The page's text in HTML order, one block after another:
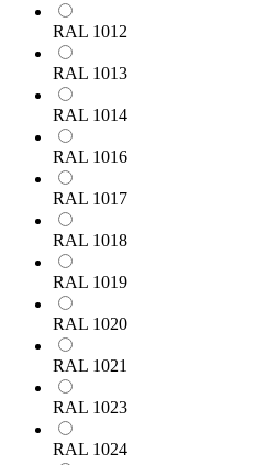
RAL 1012
RAL 1013
RAL 1014
RAL 1016
RAL 1017
RAL 1018
RAL 1019
RAL 1020
RAL 1021
RAL 1023
RAL 1024